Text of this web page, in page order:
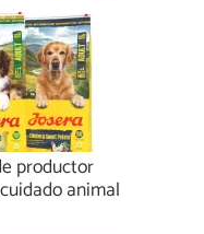
productor
animal